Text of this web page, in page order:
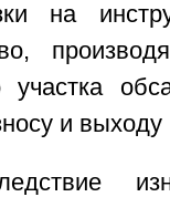
на
участка
и выходу